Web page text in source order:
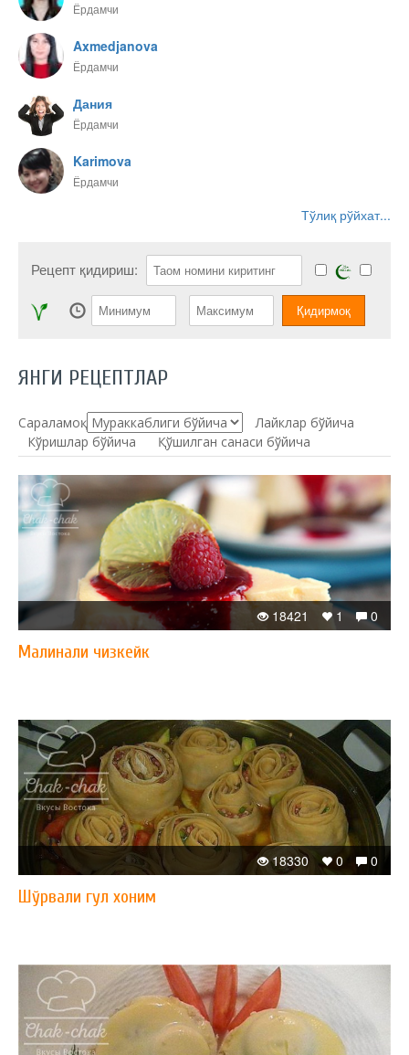
Ёрдамчи
Axmedjanova
Ёрдамчи
Дания
Ёрдамчи
Karimova
Ёрдамчи
Тўлиқ рўйхат...
Рецепт қидириш:
ЯНГИ РЕЦЕПТЛАР
Сараламоқ:
Лайклар бўйича
Кўришлар бўйича
Қўшилган санаси бўйича
0
1
18421
Малинали чизкейк
0
0
18330
Шўрвали гул хоним